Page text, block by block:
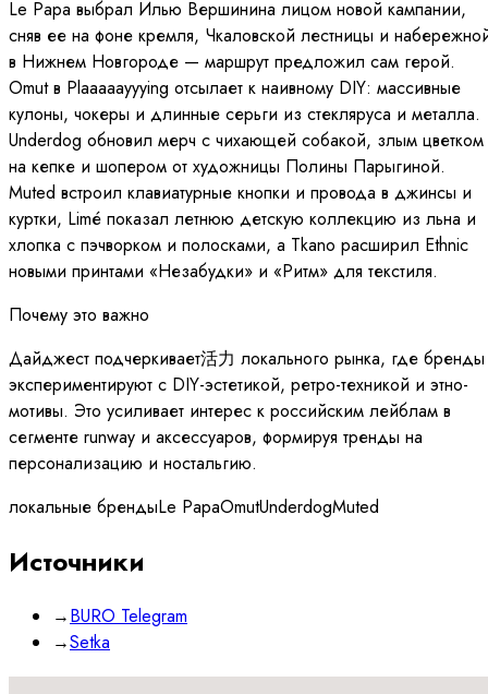
Le Papa выбрал Илью Вершинина лицом новой кампании,
сняв ее на фоне кремля, Чкаловской лестницы и
в Нижнем Новгороде — маршрут предложил сам герой.
Omut в Plaaaaayyying отсылает к наивному DIY: массивные
кулоны, чокеры и длинные серьги из стекляруса и металла.
Underdog обновил мерч с чихающей собакой, злым цветком
на кепке и шопером от художницы Полины Парыгиной.
Muted встроил клавиатурные кнопки и провода в джинсы и
куртки, Limé показал летнюю детскую коллекцию из льна и
хлопка с пэчворком и полосками, а Tkano расширил Ethnic
новыми принтами «Незабудки» и «Ритм» для текстиля.
Почему это важно
Дайджест подчеркивает活力 локального рынка, где бренды
экспериментируют с DIY-эстетикой, ретро-техникой и этно-
мотивы. Это усиливает интерес к российским лейблам в
сегменте runway и аксессуаров, формируя тренды на
персонализацию и ностальгию.
локальные брендыLe PapaOmutUnderdogMuted
Источники
→BURO Telegram
→Setka